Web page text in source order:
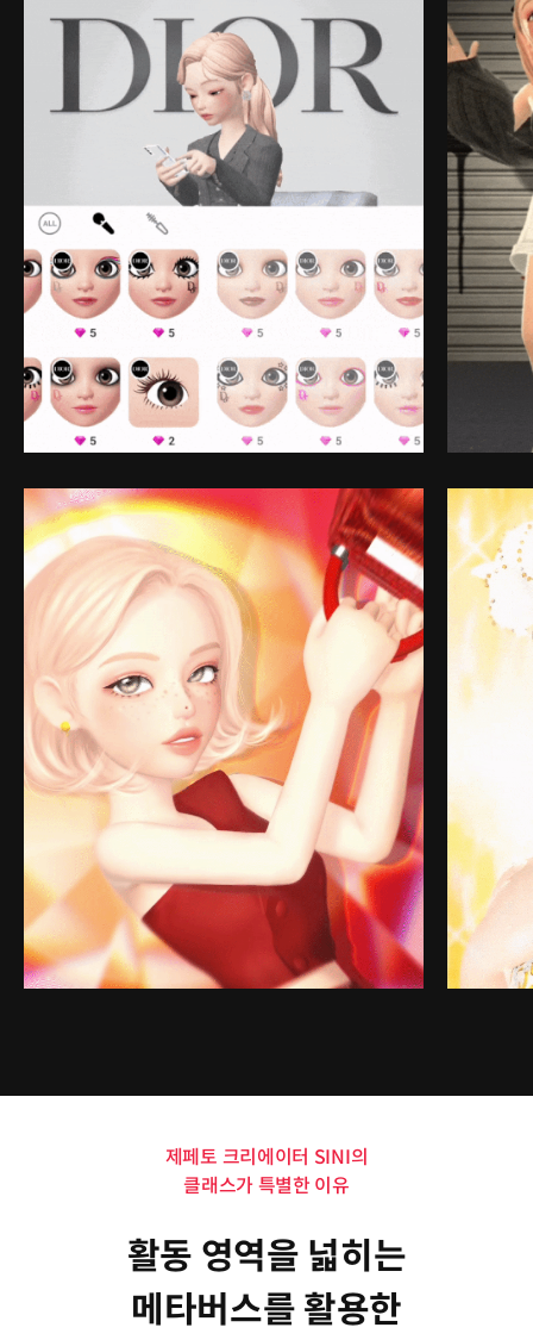
제페토 크리에이터 SINI의
클래스가 특별한 이유
활동 영역을 넓히는
메타버스를 활용한